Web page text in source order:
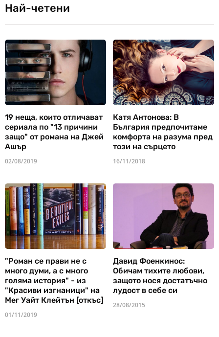
Най-четени
19 неща, които отличават
сериала по "13 причини
защо" от романа на Джей
Ашър
02/08/2019
Катя Антонова: В
България предпочитаме
комфорта на разума пред
този на сърцето
16/11/2018
"Роман се прави не с
много думи, а с много
голяма история" - из
"Красиви изгнаници" на
Мег Уайт Клейтън [откъс]
01/11/2019
Давид Фоенкинос:
Обичам тихите любови,
защото нося достатъчно
лудост в себе си
28/08/2015